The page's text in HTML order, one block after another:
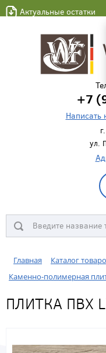
Актуальные остатки
+7
Написать
ул.
Главная
Каталог
Каменно-полимерная
ПЛИТКА ПВХ